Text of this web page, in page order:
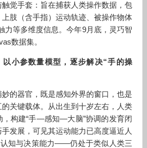
觉手套：旨在捕获人类操作数据，包
肢（含手指）运动轨迹、被操作物体
力等多维度信息。今年9月底，灵巧智
数据集。
以小参数量模型，逐步解决“手的操
的器官，既是感知外界的窗口，也是
关键载体。从出生到十岁左右，人类
，构建“手—感知—大脑”协调的发育闭
发展，可见其运动能力已高度逼近人
知与决策能力——仍处于类似人类三